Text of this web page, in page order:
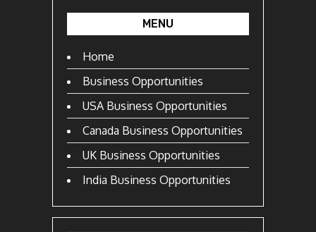
MENU
Home
Business Opportunities
USA Business Opportunities
Canada Business Opportunities
UK Business Opportunities
India Business Opportunities